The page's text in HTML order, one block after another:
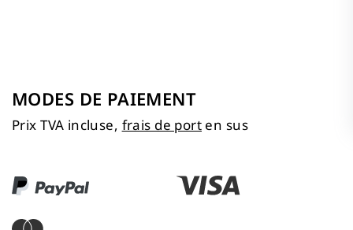
MODES DE PAIEMENT
Prix TVA incluse, frais de port en sus